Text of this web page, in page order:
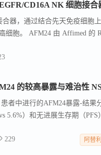
CD16A NK 细胞接
器，通过结合先天免疫细胞
细胞。 AFM24 由 Affimed 的
治疗的难治性 NSCLC 患者
影响。
者中进行的AFM24暴露-结果
5.6%）和无进展生存期（
或AFM24与阿替利珠单抗联
229 阿替